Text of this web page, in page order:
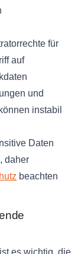
für
auf
und
instabil
Daten
daher
beachten